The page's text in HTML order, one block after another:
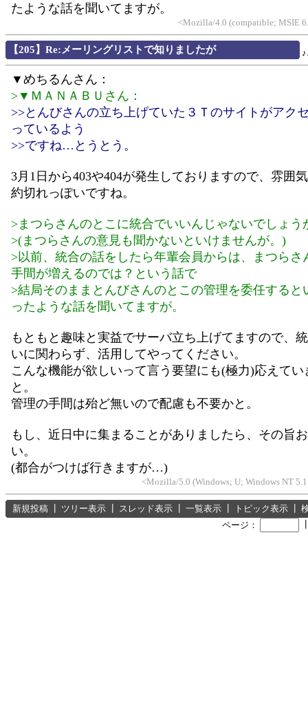
たような話を聞いてますが。
<Mozilla/4.0 (compatible; MSIE
【205】Re:メーリングリストで知りましたが
▼めちるんさん：
>▼ＭＡＮＡＢＵさん：
>>とんびさんの立ち上げていた３Ｔのサイトがアク
っているよう
>>ですね…とうとう。
3月1日から403や404が発生しておりますので、雰囲
約切れっぽいですね。
>まつらさんのとこに統合でいいんじゃないでしょう
>(まつらさんの意見も聞かないといけませんが。)
>以前、統合の話をしたら年輩会員からは、まつらさ
手間が増えるのでは？という話で
>結局そのままとんびさんのとこの管理を委任すると
ったような話を聞いてますが。
もともと趣味と実益でサーバ立ち上げてますので、
いに関わらず、活用してやってください。
こんな機能が欲しいって言う要望にも(極力)応えてい
と。
管理の手間は殆ど無いので配慮も不要かと。
もし、近日中に集まることがありましたら、その旨
い。
(都合がつけば行きますが…)
<Mozilla/5.0 (Windows; U; Windows NT
新規投稿 ツリー表示 スレッド表示 一覧表示 トピック表示
ページ：